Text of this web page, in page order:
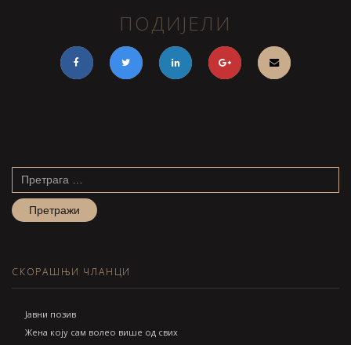
ПОДИЈЕЛИ
СКОРАШЊИ ЧЛАНЦИ
Jавни позив
Жена коју сам волео више од свих